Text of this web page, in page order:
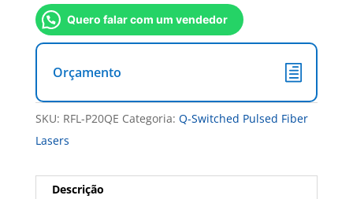
Quero falar com um vendedor
Orçamento
SKU: RFL-P20QE Categoria: Q-Switched Pulsed Fiber
Lasers
Descrição